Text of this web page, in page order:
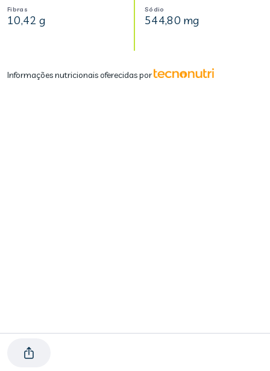
Fibras
10,42 g
Sódio
544,80 mg
Informações nutricionais oferecidas por